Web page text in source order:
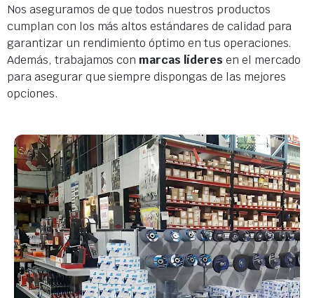
Nos aseguramos de que todos nuestros productos
cumplan con los más altos estándares de calidad para
garantizar un rendimiento óptimo en tus operaciones.
Además, trabajamos con marcas líderes en el mercado
para asegurar que siempre dispongas de las mejores
opciones.